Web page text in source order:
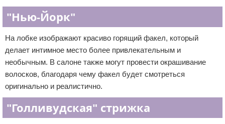
"Нью-Йорк"
На лобке изображают красиво горящий факел, который
делает интимное место более привлекательным и
необычным. В салоне также могут провести окрашивание
волосков, благодаря чему факел будет смотреться
оригинально и реалистично.
"Голливудская" стрижка